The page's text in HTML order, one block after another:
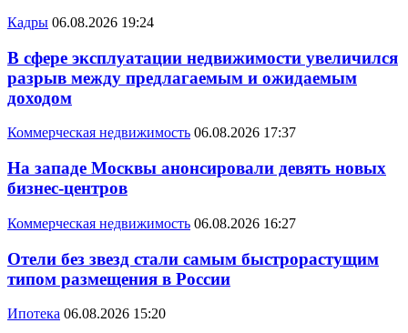
Кадры 06.08.2026 19:24
В сфере эксплуатации недвижимости увеличился
разрыв между предлагаемым и ожидаемым
доходом
Коммерческая недвижимость 06.08.2026 17:37
На западе Москвы анонсировали девять новых
бизнес-центров
Коммерческая недвижимость 06.08.2026 16:27
Отели без звезд стали самым быстрорастущим
типом размещения в России
Ипотека 06.08.2026 15:20